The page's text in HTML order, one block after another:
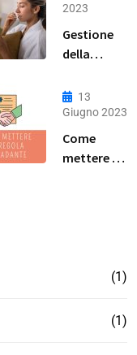
2023
Gestione
della
per Colf,
Badanti e
Baby
Sitter: Una
13
Giugno 2023
Come
mettere in
(1)
(1)